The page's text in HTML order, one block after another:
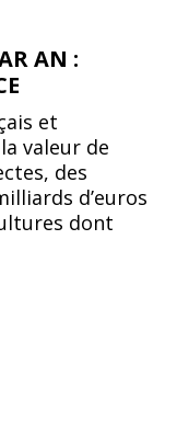
AN :
et
valeur de
des
d’euros
dont